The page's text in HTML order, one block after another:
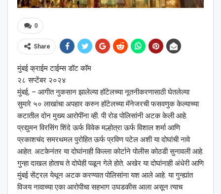
0
Share
मुंबई क्राईम टाईम्स डॉट कॉम
२८ सप्टेंबर २०२४
मुंबई, – आगीत नुकसान झालेल्या हॉटेलच्या नूतनीकरणासाठी घेतलेल्या
सुमारे ५० लाखांचा अपहार करुन हॉटेलच्या मॅनेजरची फसवणुक केल्याच्या
कटातील दोन मुख्य आरोपींना व्ही. पी रोड पोलिसांनी अटक केली आहे.
प्रद्युमन विरसिंग शिंदे ऊर्फ विवेक मल्होत्रा ऊर्फ विशाल शर्मा आणि
प्रकाशचंद समरथमल पुरोहित ऊर्फ प्रविण पटेल अशी या दोघांची नावे
आहेत. अटकेनंतर या दोघांनाही किल्ला कोर्टाने पोलीस कोठडी सुनावली आहे.
गुन्हा दाखल होताच ते दोघेही पळून गेले होते. अखेर या दोघांनाही अंधेरी आणि
मुंबई सेंट्रल येथून अटक करण्यात पोलिसांना यश आले आहे. या गुन्ह्यांत
विजय नावाच्या एका आरोपीचा सहभाग उघडकीस आला असून त्याच